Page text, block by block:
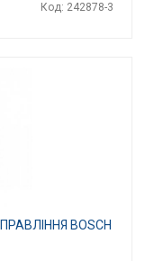
Код: 242878-3
BOSCH